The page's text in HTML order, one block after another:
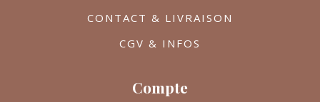
CONTACT & LIVRAISON
CGV & INFOS
Compte